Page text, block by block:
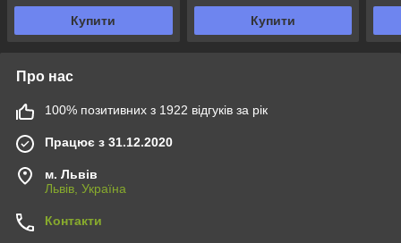
Купити Купити
Про нас
100% позитивних з 1922 відгуків за рік
Працює з 31.12.2020
м. Львів
Львів, Україна
Контакти